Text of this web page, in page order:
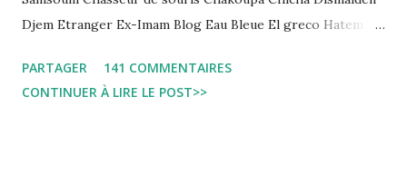
Djem Etranger Ex-Imam Blog Eau Bleue El greco Hatem
Leila fi amarikia Little Sarah American girl Massir mots a
dire Mouch ex Mazzika Tun...
PARTAGER
141 COMMENTAIRES
CONTINUER À LIRE LE POST>>